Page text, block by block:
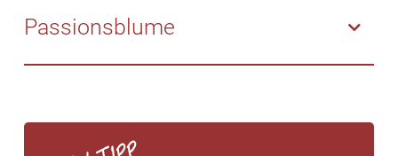
aufheben. Aus getrockneten Hopfenzapfen lässt sich
zudem ein Tee zubereiten.
werden. Auch ein abendliches Lavendel-Bad, das
ein Körperöl mit Lavendel ist wirksam.
Einnehmen ist häufig mit Baldrian kombiniert und
Einschlafstörungen. Auch bei nervösen Magen-Darm-
Passionsblume
Extrakte aus getrockneten Blättern und Blüten der
helfen bei nervöser Unruhe. Zudem können sie den
Schlaf verlängern, was besonders hilfreich ist, wenn